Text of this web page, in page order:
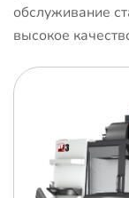
обслуживание
высокое